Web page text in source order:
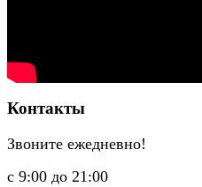
Контакты
Звоните ежедневно!
с 9:00 до 21:00